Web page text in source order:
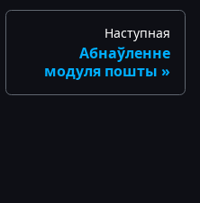
Наступная
Абнаўленне
модуля пошты